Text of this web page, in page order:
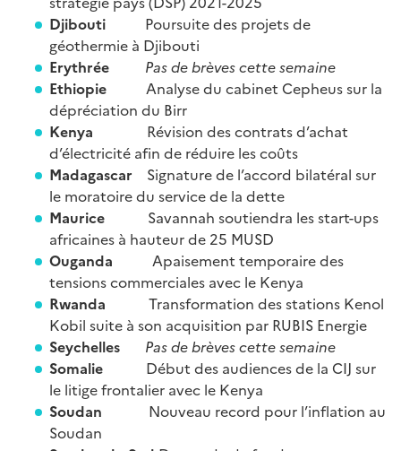
Djibouti Poursuite des projets de
géothermie à Djibouti
Erythrée
Pas de brèves cette semaine
Ethiopie Analyse du cabinet Cepheus sur la
dépréciation du Birr
Kenya Révision des contrats d’achat
d’électricité afin de réduire les coûts
Madagascar Signature de l’accord bilatéral sur
le moratoire du service de la dette
Maurice Savannah soutiendra les start-ups
africaines à hauteur de 25 MUSD
Ouganda Apaisement temporaire des
tensions commerciales avec le Kenya
Rwanda Transformation des stations Kenol
Kobil suite à son acquisition par RUBIS Energie
Seychelles Pas de brèves cette semaine
Somalie Début des audiences de la CIJ sur
le litige frontalier avec le Kenya
Soudan Nouveau record pour l’inflation au
Soudan